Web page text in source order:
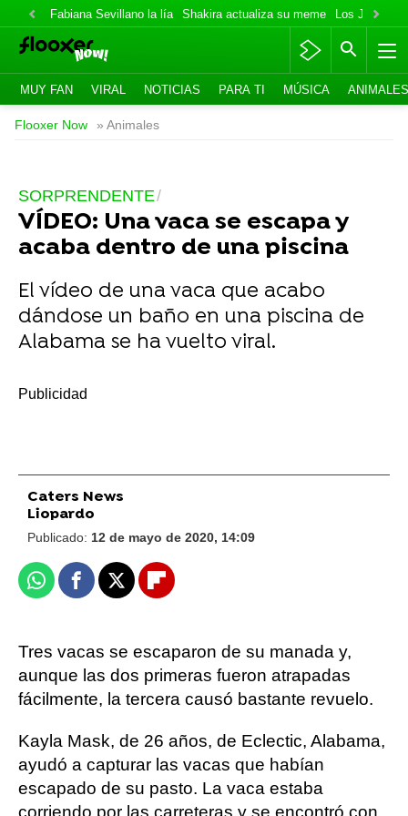
Fabiana Sevillano la lía Shakira actualiza su meme Los Jonas
MUY FAN VIRAL NOTICIAS PARA TI MÚSICA ANIMALES
Flooxer Now » Animales
SORPRENDENTE
VÍDEO: Una vaca se escapa y
acaba dentro de una piscina
El vídeo de una vaca que acabo
dándose un baño en una piscina de
Alabama se ha vuelto viral.
Caters News
Liopardo
Publicado: 12 de mayo de 2020, 14:09
WhatsappFacebook
X Flipboard
Tres vacas se escaparon de su manada y,
aunque las dos primeras fueron atrapadas
fácilmente, la tercera causó bastante revuelo.
Kayla Mask, de 26 años, de Eclectic, Alabama,
ayudó a capturar las vacas que habían
escapado de su pasto. La vaca estaba
corriendo por las carreteras y se encontró con